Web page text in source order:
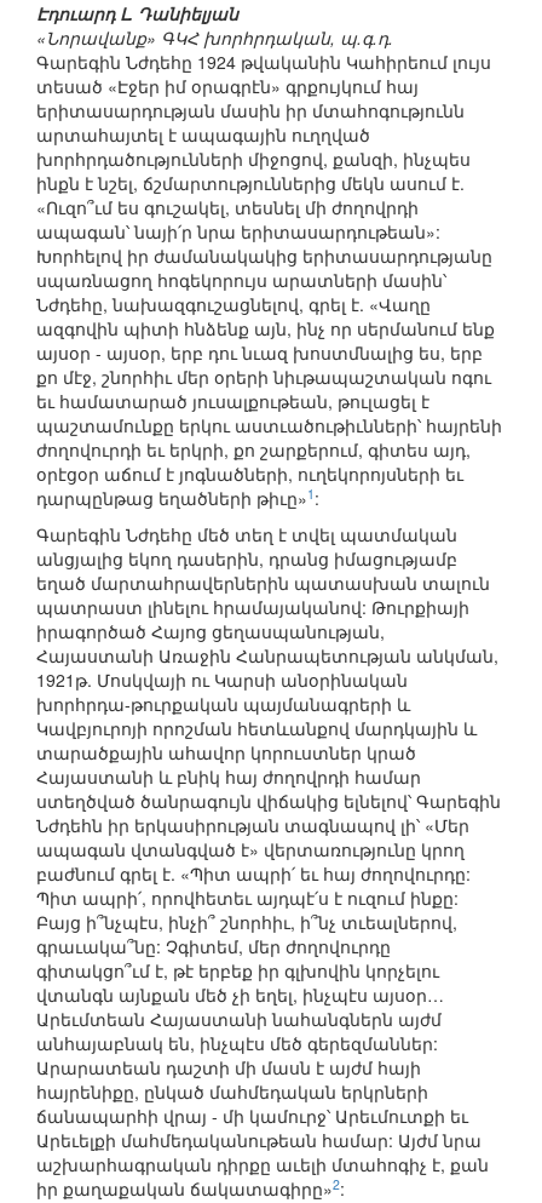
Էդուարդ Լ. Դանիելյան
«Նորավանք» ԳԿՀ խորհրդական, պ.գ.դ.
Գարեգին Նժդեհը 1924 թվականին Կահիրեում լույս
տեսած «Էջեր իմ օրագրէն» գրքույկում հայ
երիտասարդության մասին իր մտահոգությունն
արտահայտել է ապագային ուղղված
խորհրդածությունների միջոցով, քանզի, ինչպես
ինքն է նշել, ճշմարտություններից մեկն ասում է.
«Ուզո՞ւմ ես գուշակել, տեսնել մի ժողովրդի
ապագան՝ նայի՛ր նրա երիտասարդութեան»:
Խորհելով իր ժամանակակից երիտասարդությանը
սպառնացող հոգեկորույս արատների մասին՝
Նժդեհը, նախազգուշացնելով, գրել է. «Վաղը
ազգովին պիտի հնձենք այն, ինչ որ սերմանում ենք
այսօր - այսօր, երբ դու նւազ խոստմնալից ես, երբ
քո մէջ, շնորհիւ մեր օրերի նիւթապաշտական ոգու
եւ համատարած յուսալքութեան, թուլացել է
պաշտամունքը երկու աստւածութիւնների՝ հայրենի
ժողովուրդի եւ երկրի, քո շարքերում, գիտես այդ,
օրէցօր աճում է յոգնածների, ուղեկորոյսների եւ
դարպընթաց եղածների թիւը»1 :
Գարեգին Նժդեհը մեծ տեղ է տվել պատմական
անցյալից եկող դասերին, դրանց իմացությամբ
եղած մարտահրավերներին պատասխան տալուն
պատրաստ լինելու հրամայականով: Թուրքիայի
իրագործած Հայոց ցեղասպանության,
Հայաստանի Առաջին Հանրապետության անկման,
1921թ. Մոսկվայի ու Կարսի անօրինական
խորհրդա-թուրքական պայմանագրերի և
Կավբյուրոյի որոշման հետևանքով մարդկային և
տարածքային ահավոր կորուստներ կրած
Հայաստանի և բնիկ հայ ժողովրդի համար
ստեղծված ծանրագույն վիճակից ելնելով՝ Գարեգին
Նժդեհն իր երկասիրության տագնապով լի՝ «Մեր
ապագան վտանգված է» վերտառությունը կրող
բաժնում գրել է. «Պիտ ապրի՛ եւ հայ ժողովուրդը:
Պիտ ապրի՛, որովհետեւ այդպէ՛ս է ուզում ինքը:
Բայց ի՞նչպէս, ինչի՞ շնորհիւ, ի՞նչ տւեալներով,
գրաւակա՞նը: Չգիտեմ, մեր ժողովուրդը
գիտակցո՞ւմ է, թէ երբեք իր գլխովին կորչելու
վտանգն այնքան մեծ չի եղել, ինչպէս այսօր…
Արեւմտեան Հայաստանի նահանգներն այժմ
անհայաբնակ են, ինչպէս մեծ գերեզմաններ:
Արարատեան դաշտի մի մասն է այժմ հայի
հայրենիքը, ընկած մահմեդական երկրների
ճանապարհի վրայ - մի կամուրջ՝ Արեւմուտքի եւ
Արեւելքի մահմեդականութեան համար: Այժմ նրա
աշխարհագրական դիրքը աւելի մտահոգիչ է, քան
իր քաղաքական ճակատագիրը»2: